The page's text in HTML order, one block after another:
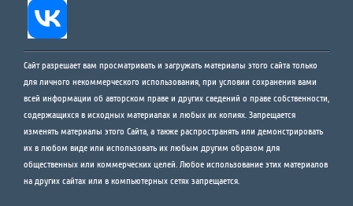
Сайт разрешает вам просматривать и загружать материалы этого сайта только
для личного некоммерческого использования, при условии сохранения вами
всей информации об авторском праве и других сведений о праве собственности,
содержащихся в исходных материалах и любых их копиях. Запрещается
изменять материалы этого Сайта, а также распространять или демонстрировать
их в любом виде или использовать их любым другим образом для
общественных или коммерческих целей. Любое использование этих материалов
на других сайтах или в компьютерных сетях запрещается.